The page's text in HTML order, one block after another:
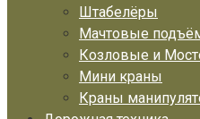
Штабелёры
Мачтовые
Козловые и
Мини краны
Краны